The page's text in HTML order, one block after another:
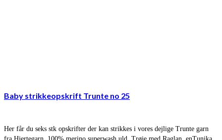
Baby strikkeopskrift Trunte no 25
Her får du seks stk opskrifter der kan strikkes i vores dejlige Trunte garn